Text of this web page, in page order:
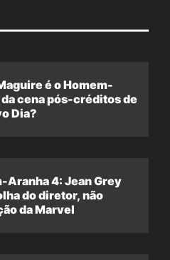
é o Homem-
cena pós-créditos de
Dia?
Aranha 4: Jean Grey
do diretor, não
da Marvel